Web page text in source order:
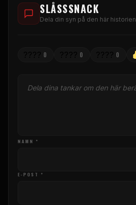
SLÅSSSNACK
Dela din syn på den här historien
0 0 0
NAMN *
E-POST *